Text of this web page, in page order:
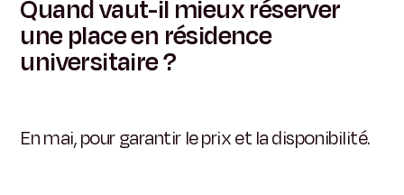
Quand vaut-il mieux réserver
une place en résidence
universitaire ?
En mai, pour garantir le prix et la disponibilité.